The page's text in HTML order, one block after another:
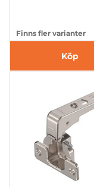
Finns fler varianter
Köp